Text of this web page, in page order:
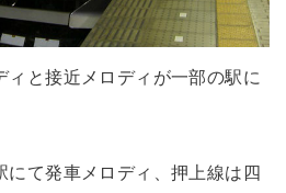
ィと接近メロディが一部の駅に
にて発車メロディ、押上線は四